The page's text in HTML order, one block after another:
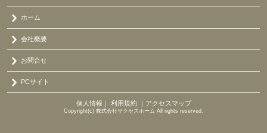
ホーム
会社概要
お問合せ
PCサイト
個人情報 ｜ 利用規約｜ アクセスマップ
Copyright(c) 株式会社サクセスホーム All rights reserved.